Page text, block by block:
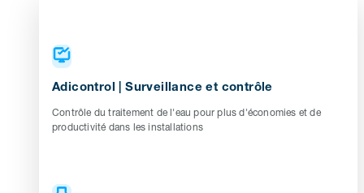
Adicontrol | Surveillance et contrôle
Contrôle du traitement de l'eau pour plus d'économies et de
productivité dans les installations